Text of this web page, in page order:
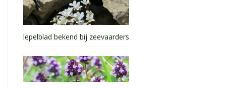
lepelblad bekend bij zeevaarders